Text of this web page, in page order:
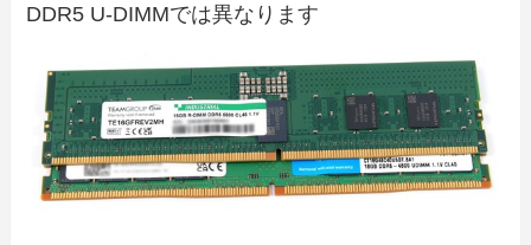
DDR5 U-DIMMでは異なります